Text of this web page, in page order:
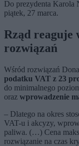
Do prezydenta Karola
piątek, 27 marca.
Rząd reaguje
rozwiązań
Wśród rozwiązań
podatku VAT z 23
do minimalnego
oraz wprowadzenie
– Dlatego na okres
VAT-u i akcyzy,
paliwa. (…) Cena
rozwiązanie na czas